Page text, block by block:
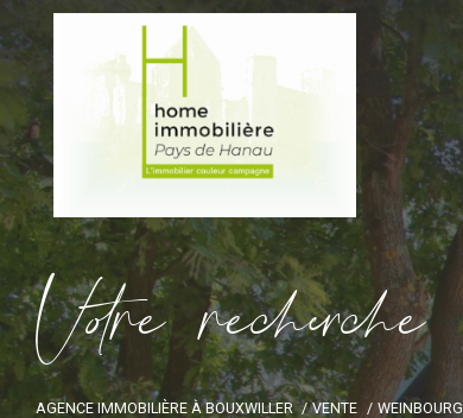
Vore recece
AGENCE IMMOBILIÈRE À BOUXWILLER VENTE WEINBOURG